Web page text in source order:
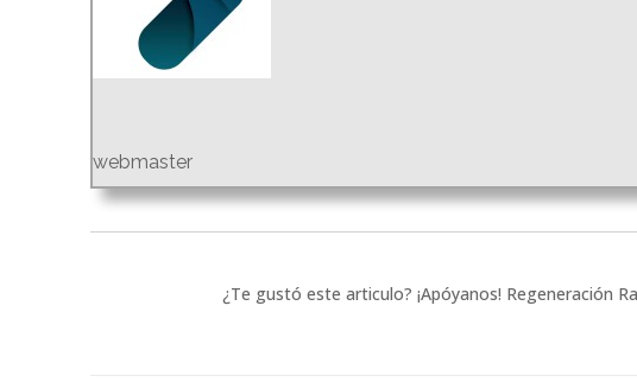
webmaster
¿Te gustó este articulo? ¡Apóyanos! Regeneración